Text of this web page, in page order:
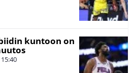
kuntoon on
15:40